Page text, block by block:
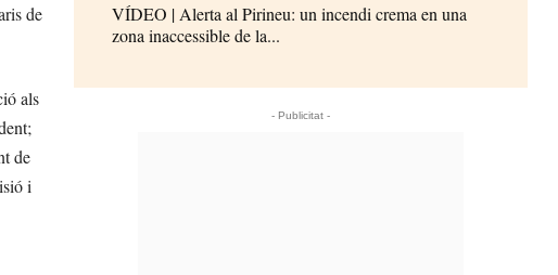
de
als
de
i
VÍDEO | Alerta al Pirineu: un incendi crema en una
zona inaccessible de la...
- Publicitat -